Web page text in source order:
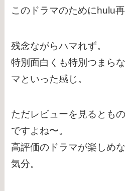
このドラマのためにhulu
残念ながらハマれず。
特別面白くも特別つまら
マといった感じ。
ただレビューを見るとも
ですよね〜。
高評価のドラマが楽しめ
気分。